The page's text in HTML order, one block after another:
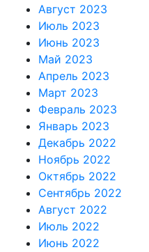
Август 2023
Июль 2023
Июнь 2023
Май 2023
Апрель 2023
Март 2023
Февраль 2023
Январь 2023
Декабрь 2022
Ноябрь 2022
Октябрь 2022
Сентябрь 2022
Август 2022
Июль 2022
Июнь 2022